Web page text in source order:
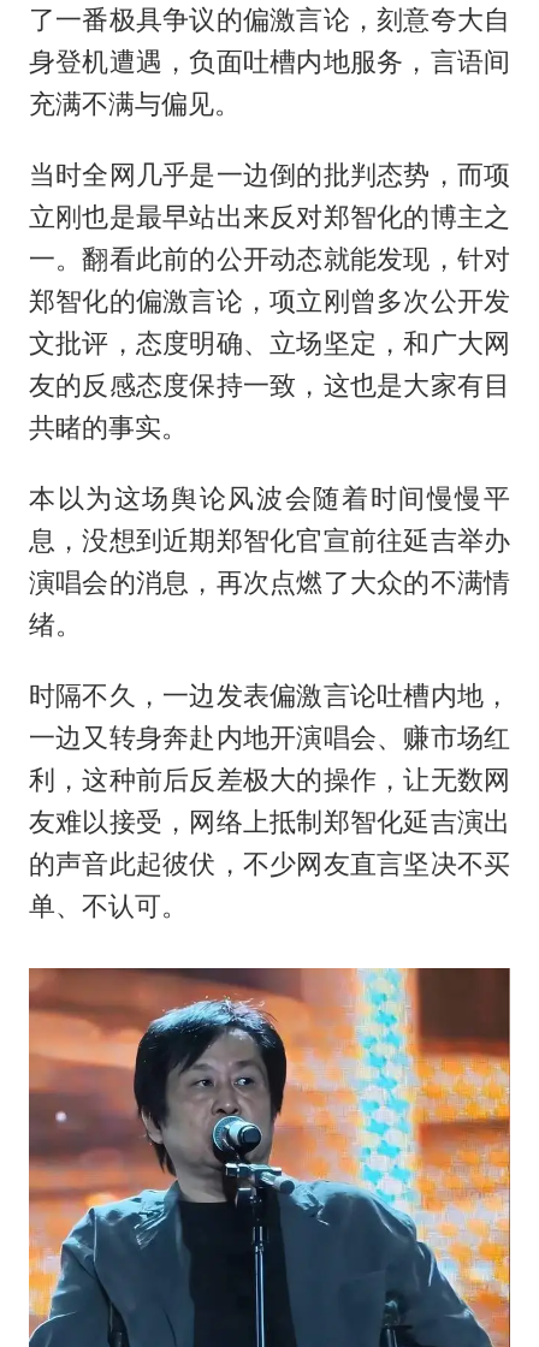
了一番极具争议的偏激言论，刻意夸大自
身登机遭遇，负面吐槽内地服务，言语间
充满不满与偏见。
当时全网几乎是一边倒的批判态势，而项
立刚也是最早站出来反对郑智化的博主之
一。翻看此前的公开动态就能发现，针对
郑智化的偏激言论，项立刚曾多次公开发
文批评，态度明确、立场坚定，和广大网
友的反感态度保持一致，这也是大家有目
共睹的事实。
本以为这场舆论风波会随着时间慢慢平
息，没想到近期郑智化官宣前往延吉举办
演唱会的消息，再次点燃了大众的不满情
绪。
时隔不久，一边发表偏激言论吐槽内地，
一边又转身奔赴内地开演唱会、赚市场红
利，这种前后反差极大的操作，让无数网
友难以接受，网络上抵制郑智化延吉演出
的声音此起彼伏，不少网友直言坚决不买
单、不认可。